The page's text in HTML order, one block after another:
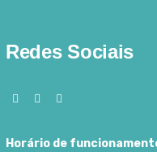
Redes Sociais
Horário de